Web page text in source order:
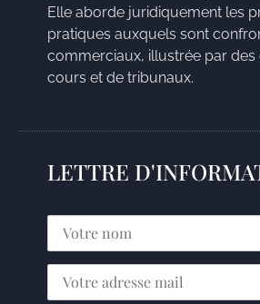
Elle aborde juridiquement les
pratiques auxquels sont
commerciaux, illustrée par des
cours et de tribunaux.
LETTRE